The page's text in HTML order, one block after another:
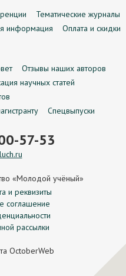
Тематические журналы
информация
Оплата и скидки
Отзывы наших авторов
научных статей
Спецвыпуски
57-53
«Молодой учёный»
и реквизиты
соглашение
рассылки
OctoberWeb